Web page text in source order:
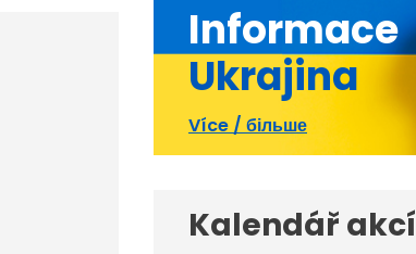
Informace
Ukrajina
Více / більше
Kalendář akcí